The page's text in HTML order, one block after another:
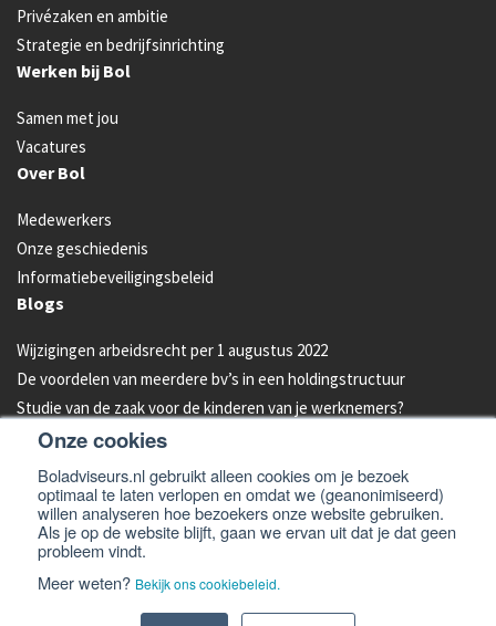
Onze cookies
Boladviseurs.nl gebruikt alleen cookies om je bezoek
optimaal te laten verlopen en omdat we (geanonimiseerd)
willen analyseren hoe bezoekers onze website gebruiken.
Als je op de website blijft, gaan we ervan uit dat je dat geen
probleem vindt.
Meer weten? Bekijk ons cookiebeleid.
Privézaken en ambitie
Strategie en bedrijfsinrichting
Werken bij Bol
Samen met jou
Vacatures
Over Bol
Medewerkers
Onze geschiedenis
Informatiebeveiligingsbeleid
Blogs
Wijzigingen arbeidsrecht per 1 augustus 2022
De voordelen van meerdere bv’s in een holdingstructuur
Studie van de zaak voor de kinderen van je werknemers?
Energielabel C vanaf 2023 verplicht voor kantoren
Aandelen van je bedrijf overdragen aan je kind: hoe werkt dat?
Bleeders omzetten in feeders: zo doe je dat!
© 2026 - Bol Adviseurs Algemene voorwaarden